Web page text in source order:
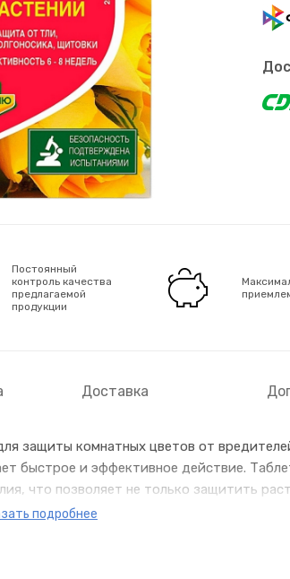
Постоянный
контроль качества
предлагаемой
продукции
Доставка
защиты комнатных цветов от
быстрое и эффективное действие.
что позволяет не только защитить
подробнее